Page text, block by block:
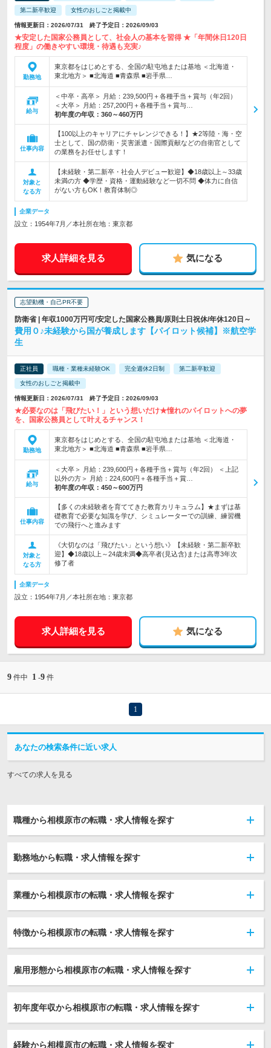
第二新卒歓迎 女性のおしごと掲載中
情報更新日：2026/07/31 終了予定日：2026/09/03
★安定した国家公務員として、社会人の基本を習得 ★「年間休日120日
程度」の働きやすい環境・待遇も充実♪
勤務地
東京都をはじめとする、全国の駐屯地または基地 ＜北海道・
東北地方＞ ■北海道 ■青森県 ■岩手県…
給与
＜中卒・高卒＞ 月給：239,500円＋各種手当＋賞与（年2回）
＜大卒＞ 月給：257,200円＋各種手当＋賞与…
初年度の年収： 360～460万円
仕事内容
【100以上のキャリアにチャレンジできる！】★2等陸・海・空
士として、国の防衛・災害派遣・国際貢献などの自衛官として
の業務をお任せします！
対象と
なる方
【未経験・第二新卒・社会人デビュー歓迎】◆18歳以上～33歳
未満の方 ◆学歴・資格・運動経験など一切不問 ◆体力に自信
がない方もOK！教育体制◎
企業データ
設立：1954年7月／本社所在地：東京都
求人詳細を見る 気になる
志望動機・自己PR不要
防衛省 | 年収1000万円可/安定した国家公務員/原則土日祝休/年休120日～
費用０♪未経験から国が養成します【パイロット候補】※航空学
生
正社員 職種・業種未経験OK 完全週休2日制 第二新卒歓迎
女性のおしごと掲載中
情報更新日：2026/07/31 終了予定日：2026/09/03
★必要なのは「飛びたい！」という想いだけ★憧れのパイロットへの夢
を、国家公務員として叶えるチャンス！
勤務地
東京都をはじめとする、全国の駐屯地または基地 ＜北海道・
東北地方＞ ■北海道 ■青森県 ■岩手県…
給与
＜大卒＞ 月給：239,600円＋各種手当＋賞与（年2回） ＜上記
以外の方＞ 月給：224,600円＋各種手当＋賞…
初年度の年収： 450～600万円
仕事内容
【多くの未経験者を育ててきた教育カリキュラム】★まずは基
礎教育で必要な知識を学び、シミュレーターでの訓練、練習機
での飛行へと進みます
対象と
なる方
《大切なのは「飛びたい」という想い》【未経験・第二新卒歓
迎】◆18歳以上～24歳未満◆高卒者(見込含)または高専3年次
修了者
企業データ
設立：1954年7月／本社所在地：東京都
求人詳細を見る 気になる
9 件中 1 -9 件
1
あなたの検索条件に近い求人
すべての求人を見る
職種から相模原市の転職・求人情報を探す
勤務地から転職・求人情報を探す
業種から相模原市の転職・求人情報を探す
特徴から相模原市の転職・求人情報を探す
雇用形態から相模原市の転職・求人情報を探す
初年度年収から相模原市の転職・求人情報を探す
経験から相模原市の転職・求人情報を探す